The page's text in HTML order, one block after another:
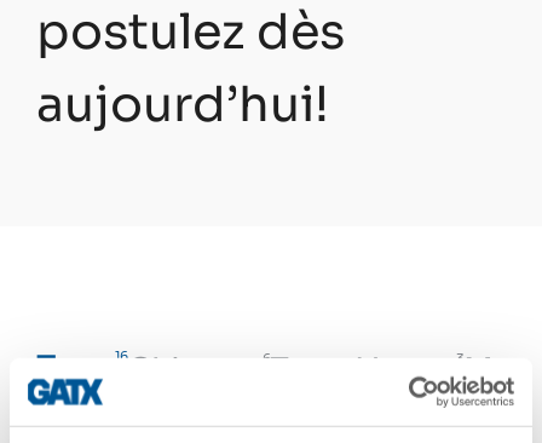
postulez dès
aujourd’hui!
Tous 16Chicago 6Terre Haute 3